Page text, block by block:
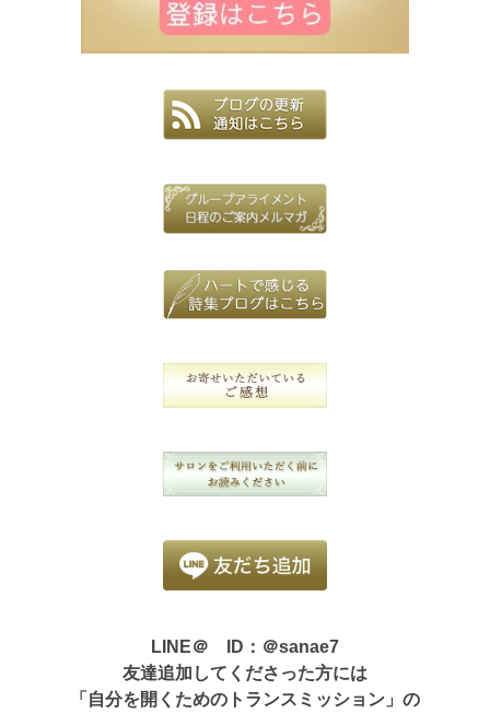
LINE＠ ID：＠sanae7
友達追加してくださった方には
「自分を開くためのトランスミッション」の